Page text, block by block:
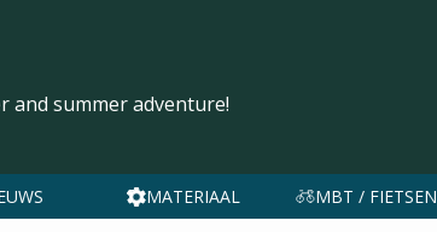
and summer adventure!
MATERIAAL MBT / FIETSEN